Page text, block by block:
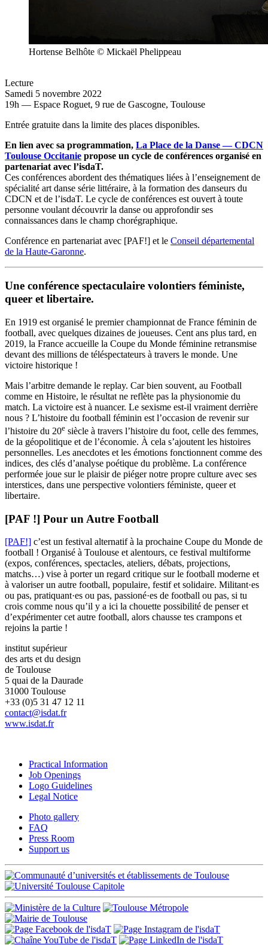
Hortense Belhôte © Mickaël Phelippeau
Lecture
Samedi 5 novembre 2022
19h — Espace Roguet, 9 rue de Gascogne, Toulouse
Entrée gratuite dans la limite des places disponibles.
En lien avec sa programmation, La Place de la Danse — CDCN
Toulouse Occitanie propose un cycle de conférences organisé en
partenariat avec l’isdaT.
Ces conférences abordent des thématiques liées à l’enseignement de
spécialité art danse série littéraire, à la formation des danseurs du
CDCN et de l’isdaT. Le cycle de conférences est ouvert à toute
personne voulant découvrir la danse ou approfondir ses
connaissances dans le champ chorégraphique.
Conférence en partenariat avec [PAF!] et le Conseil départemental
de la Haute-Garonne.
Une conférence spectaculaire volontiers féministe,
queer et libertaire.
En 1919 est organisé le premier championnat de France féminin de
football, avec quelques dizaines de joueuses. Cent ans plus tard, en
2019, la France accueille la Coupe du Monde féminine retransmise
devant des millions de téléspectateurs à travers le monde. Une
victoire historique !
Mais l’arbitre demande le replay. Car bien souvent, au Football
comme en Histoire, le résultat ne reflète pas la physionomie du
match. La victoire est à nuancer. Le sexisme est-il vraiment derrière
nous ? L’histoire du football féminin est l’occasion de revenir sur
l’histoire du 20e siècle à travers l’histoire du foot, celle des femmes,
de la géopolitique et de l’économie. À cela s’ajoutent les histoires
personnelles. Les anecdotes et les émotions fonctionnent comme des
indices, des clés d’analyse poétique du problème. La conférence
performée joue sur le plaisir de piéger notre propre culture avec ses
interstices, dans une perspective volontiers féministe, queer et
libertaire.
[PAF !] Pour un Autre Football
[PAF!] c’est un festival alternatif à la prochaine Coupe du Monde de
football ! Organisé à Toulouse et alentours, ce festival multiforme
(expos, conférences, spectacles, ateliers, débats, projections,
matchs…) vise à porter un regard critique sur le football moderne et
à valoriser un autre football, populaire, festif et solidaire. Militant·es
ou pas, pratiquant·es ou pas, passioné·es de football ou pas, si tu
crois comme nous qu’il y a ici la chouette possibilité de penser et
d’expérimenter cet autre football, alors chausse tes crampons et
rejoins la partie !
institut supérieur
des arts et du design
de Toulouse
5 quai de la Daurade
31000 Toulouse
+33 (0)5 31 47 12 11
contact@isdat.fr
www.isdat.fr
Practical Information
Job Openings
Logo Guidelines
Legal Notice
Photo gallery
FAQ
Press Room
Support us